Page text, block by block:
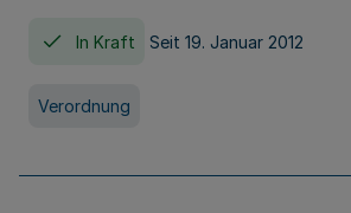
In Kraft Seit 19. Januar 2012
Verordnung